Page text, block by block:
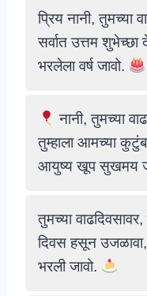
प्रिय नानी, तुमच्या
सर्वात उत्तम शुभेच्छा
भरलेला वर्ष जावो.
नानी, तुमच्या
तुम्हाला आमच्या
आयुष्य खूप सुखमय
तुमच्या
दिवस हसून
भरली जावो.